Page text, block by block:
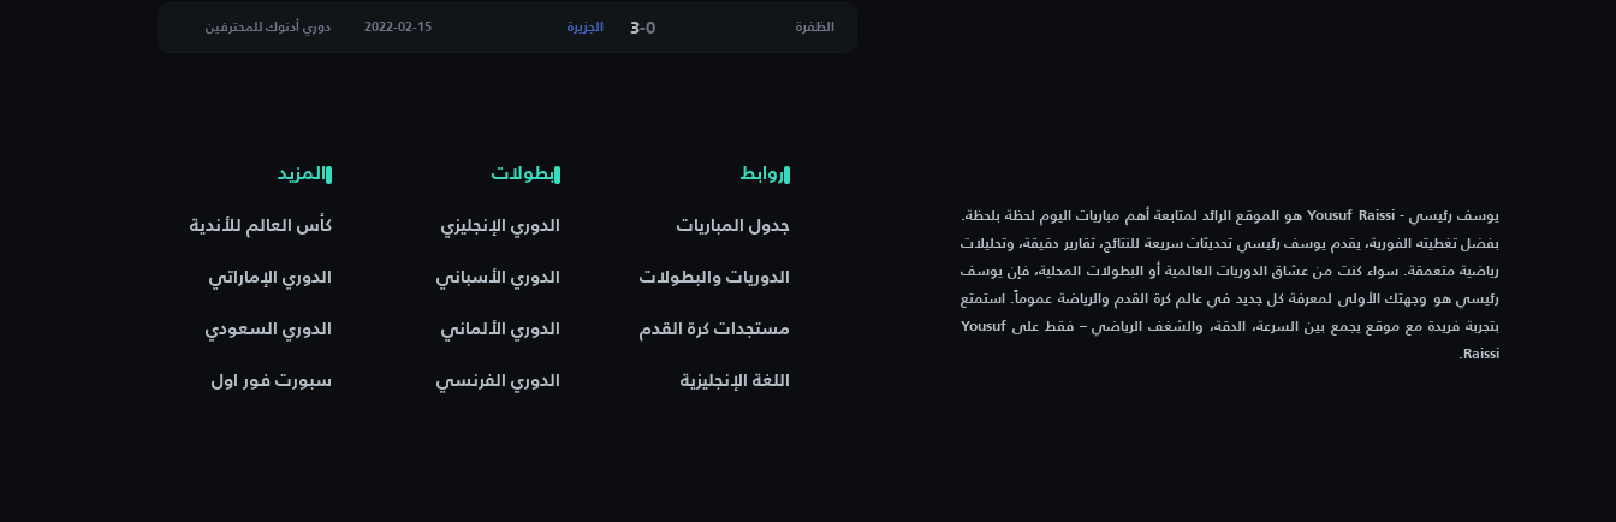
هويسكا 4:30 م أندورا
جيرونا 4:30 م ساباديل
الظفرة 0
-
3 الجزيرة 2022-02-15 دوري أدنوك للمحترفين
يوسف رئيسي - Yousuf Raissi هو الموقع الرائد لمتابعة أهم مباريات اليوم لحظة بلحظة.
بفضل تغطيته الفورية، يقدم يوسف رئيسي تحديثات سريعة للنتائج، تقارير دقيقة، وتحليلات
رياضية متعمقة. سواء كنت من عشاق الدوريات العالمية أو البطولات المحلية، فإن يوسف
رئيسي هو وجهتك الأولى لمعرفة كل جديد في عالم كرة القدم والرياضة عموماً. استمتع
بتجربة فريدة مع موقع يجمع بين السرعة، الدقة، والشغف الرياضي – فقط على Yousuf
Raissi.
روابط
جدول المباريات
الدوريات والبطولات
مستجدات كرة القدم
اللغة الإنجليزية
بطولات
الدوري الإنجليزي
الدوري الأسباني
الدوري الألماني
الدوري الفرنسي
المزيد
كأس العالم للأندية
الدوري الإماراتي
الدوري السعودي
سبورت فور اول